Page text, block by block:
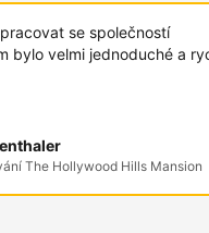
se společností
bylo velmi jednoduché a
The Hollywood Hills Mansion